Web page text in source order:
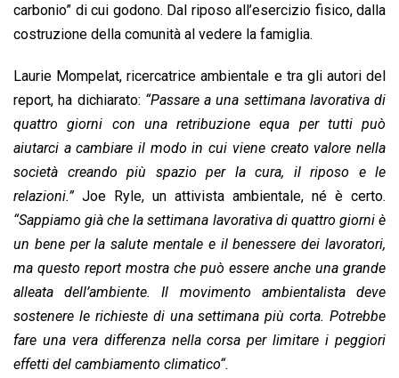
carbonio” di cui godono. Dal riposo all’esercizio fisico, dalla
costruzione della comunità al vedere la famiglia.
Laurie Mompelat, ricercatrice ambientale e tra gli autori del
report, ha dichiarato: “Passare a una settimana lavorativa di
quattro giorni con una retribuzione equa per tutti può
aiutarci a cambiare il modo in cui viene creato valore nella
società creando più spazio per la cura, il riposo e le
relazioni.” Joe Ryle, un attivista ambientale, né è certo.
“Sappiamo già che la settimana lavorativa di quattro giorni è
un bene per la salute mentale e il benessere dei lavoratori,
ma questo report mostra che può essere anche una grande
alleata dell’ambiente.Il movimento ambientalista deve
sostenere le richieste di una settimana più corta. Potrebbe
fare una vera differenza nella corsa per limitare i peggiori
effetti del cambiamento climatico“.